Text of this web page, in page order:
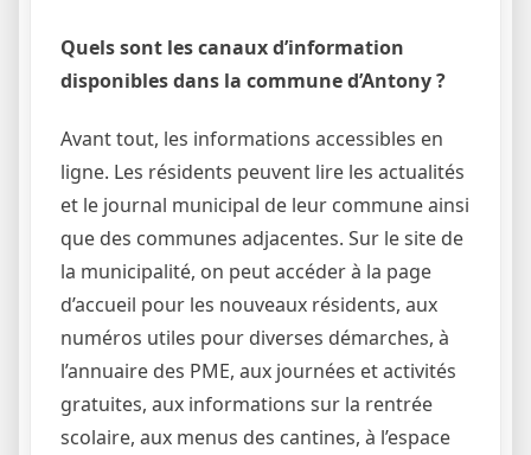
Quels sont les canaux d’information
disponibles dans la commune d’Antony ?
Avant tout, les informations accessibles en
ligne. Les résidents peuvent lire les actualités
et le journal municipal de leur commune ainsi
que des communes adjacentes. Sur le site de
la municipalité, on peut accéder à la page
d’accueil pour les nouveaux résidents, aux
numéros utiles pour diverses démarches, à
l’annuaire des PME, aux journées et activités
gratuites, aux informations sur la rentrée
scolaire, aux menus des cantines, à l’espace